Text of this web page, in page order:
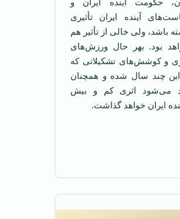
آینده ایران تأثیری
باشد، ولی خالی از تأثیر هم
بود. بهر حال ورزش‌های
و کوشش‌های تشکیلاتی که
چند سال شده و همچنان
می‌شود اثری کم و بیش
ایران خواهد گذاشت.